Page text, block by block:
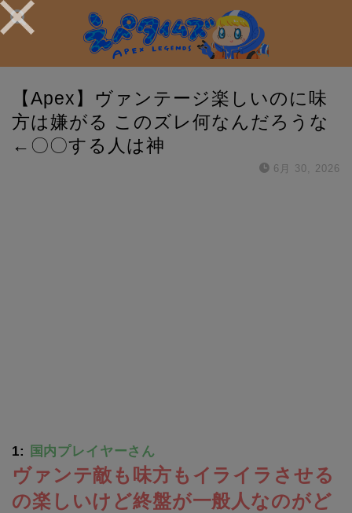
【Apex】ヴァンテージ楽しいのに味
方は嫌がる このズレ何なんだろうな
←〇〇する人は神
6月 30, 2026
1: 国内プレイヤーさん
ヴァンテ敵も味方もイライラさせる
の楽しいけど終盤が一般人なのがど